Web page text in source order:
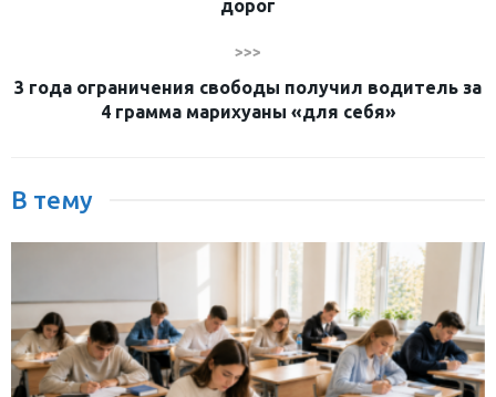
дорог
>>>
3 года ограничения свободы получил водитель за
4 грамма марихуаны «для себя»
В тему